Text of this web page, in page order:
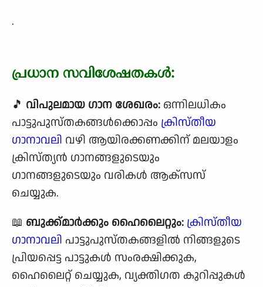
.
പ്രധാന സവിശേഷതകൾ:
🎵 വിപുലമായ ഗാന ശേഖരം: ഒന്നിലധികം
പാട്ടുപുസ്തകങ്ങൾക്കൊപ്പം ക്രിസ്തീയ
ഗാനാവലി വഴി ആയിരക്കണക്കിന് മലയാളം
ക്രിസ്ത്യൻ ഗാനങ്ങളുടെയും
ഗാനങ്ങളുടെയും വരികൾ ആക്‌സസ്
ചെയ്യുക.
📖 ബുക്ക്‌മാർക്കും ഹൈലൈറ്റും: ക്രിസ്തീയ
ഗാനാവലി പാട്ടുപുസ്തകങ്ങളിൽ നിങ്ങളുടെ
പ്രിയപ്പെട്ട പാട്ടുകൾ സംരക്ഷിക്കുക,
ഹൈലൈറ്റ് ചെയ്യുക, വ്യക്തിഗത കുറിപ്പുകൾ